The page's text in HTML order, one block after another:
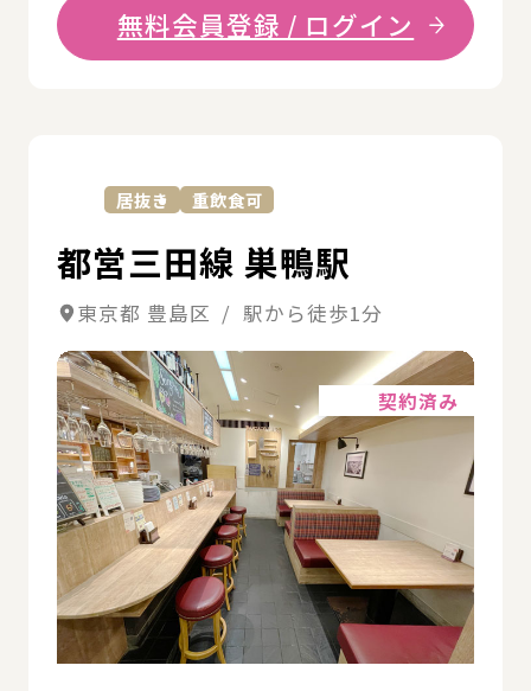
無料会員登録 / ログイン
居抜き 重飲食可
都営三田線 巣鴨駅
東京都 豊島区 / 駅から徒歩1分
契約済み